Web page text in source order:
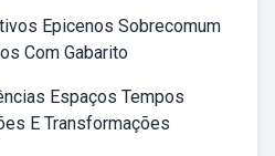
Epicenos Sobrecomum
Com Gabarito
Espaços Tempos
E Transformações